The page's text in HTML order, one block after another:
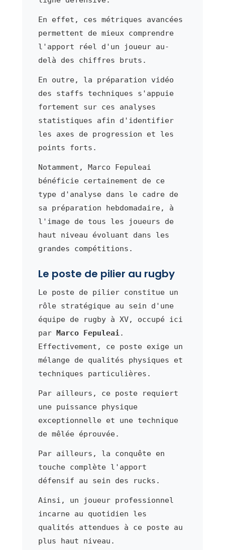
En effet, ces métriques avancées
permettent de mieux comprendre
l'apport réel d'un joueur au-
delà des chiffres bruts.
En outre, la préparation vidéo
des staffs techniques s'appuie
fortement sur ces analyses
statistiques afin d'identifier
les axes de progression et les
points forts.
Notamment, Marco Fepuleai
bénéficie certainement de ce
type d'analyse dans le cadre de
sa préparation hebdomadaire, à
l'image de tous les joueurs de
haut niveau évoluant dans les
grandes compétitions.
Le poste de pilier au rugby
Le poste de pilier constitue un
rôle stratégique au sein d'une
équipe de rugby à XV, occupé ici
par
Marco Fepuleai.
Effectivement, ce poste exige un
mélange de qualités physiques et
techniques particulières.
Par ailleurs, ce poste requiert
une puissance physique
exceptionnelle et une technique
de mêlée éprouvée.
Par ailleurs, la conquête en
touche complète l'apport
défensif au sein des rucks.
Ainsi, un joueur professionnel
incarne au quotidien les
qualités attendues à ce poste au
plus haut niveau.